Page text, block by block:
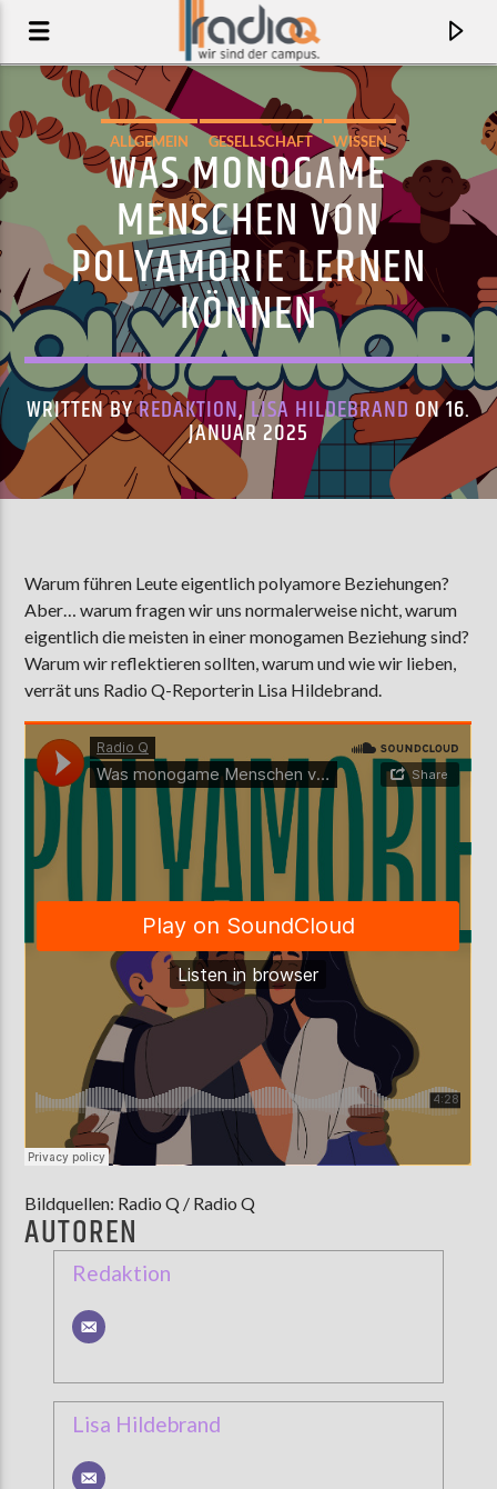
AKTUELLER TRACK
GOING HOME TO A PARTY
JW FRANCIS
AKTUELLE SENDUNG
MOEBIUS
00:00 09:00
ZU HÖREN INMünster 103,9 MHz
ALLGEMEIN GESELLSCHAFT WISSEN
WAS MONOGAME
MENSCHEN VON
POLYAMORIE LERNEN
KÖNNEN
WRITTEN BYREDAKTION,LISA HILDEBRAND ON 16.
JANUAR 2025
Warum führen Leute eigentlich polyamore Beziehungen?
Aber… warum fragen wir uns normalerweise nicht, warum
eigentlich die meisten in einer monogamen Beziehung sind?
Warum wir reflektieren sollten, warum und wie wir lieben,
verrät uns Radio Q-Reporterin Lisa Hildebrand.
Bildquellen: Radio Q / Radio Q
AUTOREN
Redaktion
Lisa Hildebrand